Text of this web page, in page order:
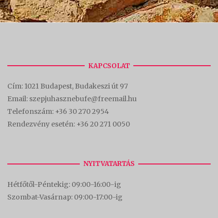
KAPCSOLAT
Cím: 1021 Budapest, Budakeszi út 97
Email: szepjuhasznebufe@freemail.hu
Telefonszám: +36 30 270 2954
Rendezvény esetén: +36 20 271 0050
NYITVATARTÁS
Hétfőtől-Péntekig: 09:00-16:00-ig
Szombat-Vasárnap: 09:00-17:00-ig